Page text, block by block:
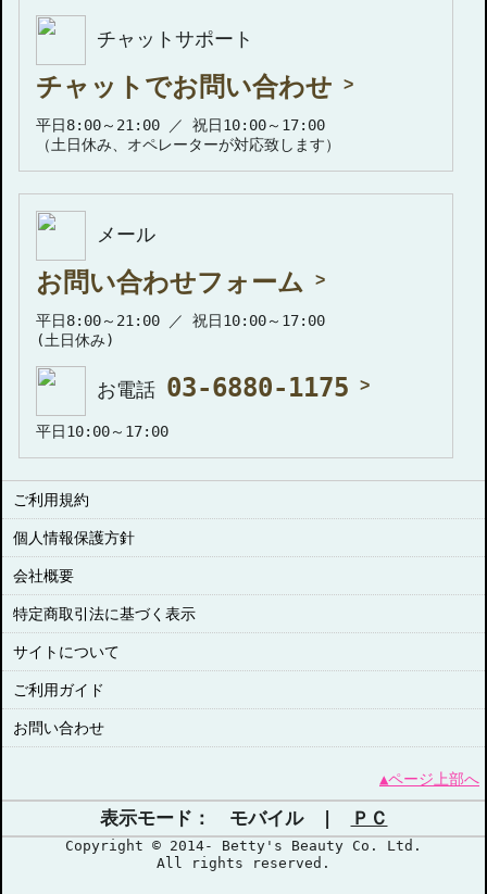
チャットサポート
チャットでお問い合わせ
平日8:00～21:00 ／ 祝日10:00～17:00
（土日休み、オペレーターが対応致します）
メール
お問い合わせフォーム
平日8:00～21:00 ／ 祝日10:00～17:00
(土日休み)
お電話 03-6880-1175
平日10:00～17:00
ご利用規約
個人情報保護方針
会社概要
特定商取引法に基づく表示
サイトについて
ご利用ガイド
お問い合わせ
▲ページ上部へ
表示モード： モバイル | ＰＣ
Copyright © 2014- Betty's Beauty Co. Ltd.
All rights reserved.